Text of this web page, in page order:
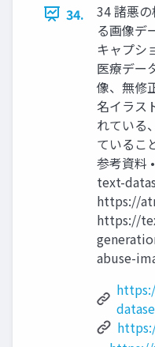
34.
34 諸悪
る画像デ
キャプシ
医療デー
像、無修
名イラス
れている
ているこ
参考資
text-
https://
https://
abuse-